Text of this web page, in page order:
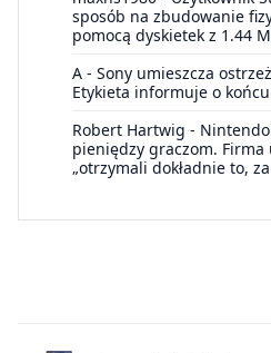
sposób na zbudowanie
pomocą dyskietek z 1.44
A - Sony umieszcza
Etykieta informuje o
Robert Hartwig -
pieniędzy graczom. Firma
„otrzymali dokładnie to,